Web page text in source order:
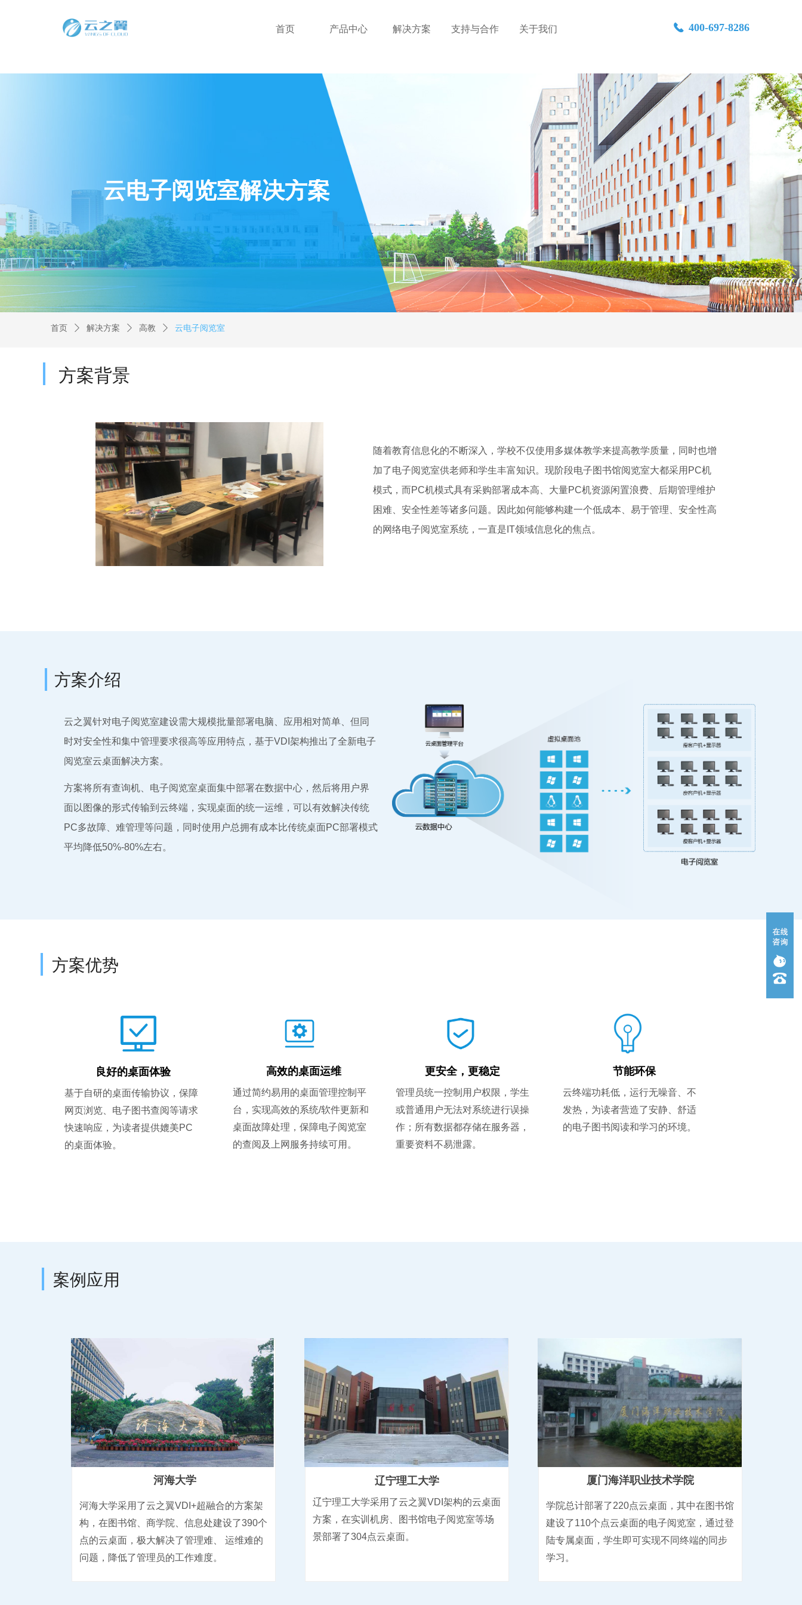
首页 产品中心 解决方案 支持与合作 关于我们 끅 400-697-8286
云电子阅览室解决方案
方案背景
随着教育信息化的不断深入，学校不仅使用多媒体教学来提高教学质量，同时也增
加了电子阅览室供老师和学生丰富知识。现阶段电子图书馆阅览室大都采用PC机
模式，而PC机模式具有采购部署成本高、大量PC机资源闲置浪费、后期管理维护
困难、安全性差等诸多问题。因此如何能够构建一个低成本、易于管理、安全性高
的网络电子阅览室系统，一直是IT领域信息化的焦点。
首页 ꄲ 解决方案 ꄲ 高教 ꄲ 云电子阅览室
方案介绍
云之翼针对电子阅览室建设需大规模批量部署电脑、应用相对简单、但同
时对安全性和集中管理要求很高等应用特点，基于VDI架构推出了全新电子
阅览室云桌面解决方案。
方案将所有查询机、电子阅览室桌面集中部署在数据中心，然后将用户界
面以图像的形式传输到云终端，实现桌面的统一运维，可以有效解决传统
PC多故障、难管理等问题，同时使用户总拥有成本比传统桌面PC部署模式
平均降低50%-80%左右。
方案优势
良好的桌面体验
基于自研的桌面传输协议，保障
网页浏览、电子图书查阅等请求
快速响应，为读者提供媲美PC
的桌面体验。
高效的桌面运维
通过简约易用的桌面管理控制平
台，实现高效的系统/软件更新和
桌面故障处理，保障电子阅览室
的查阅及上网服务持续可用。
更安全，更稳定
管理员统一控制用户权限，学生
或普通用户无法对系统进行误操
作；所有数据都存储在服务器，
重要资料不易泄露。
节能环保
云终端功耗低，运行无噪音、不
发热，为读者营造了安静、舒适
的电子图书阅读和学习的环境。
案例应用
河海大学
河海大学采用了云之翼VDI+超融合的方案架
构，在图书馆、商学院、信息处建设了390个
点的云桌面，极大解决了管理难、 运维难的
问题，降低了管理员的工作难度。
辽宁理工大学
辽宁理工大学采用了云之翼VDI架构的云桌面
方案，在实训机房、图书馆电子阅览室等场
景部署了304点云桌面。
厦门海洋职业技术学院
学院总计部署了220点云桌面，其中在图书馆
建设了110个点云桌面的电子阅览室，通过登
陆专属桌面，学生即可实现不同终端的同步
学习。